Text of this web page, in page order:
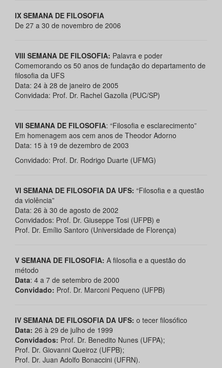
IX SEMANA DE FILOSOFIA
De 27 a 30 de novembro de 2006
VIII SEMANA DE FILOSOFIA: Palavra e poder
Comemorando os 50 anos de fundação do departamento de
filosofia da UFS
Data: 24 à 28 de janeiro de 2005
Convidada: Prof. Dr. Rachel Gazolla (PUC/SP)
VII SEMANA DE FILOSOFIA: “Filosofia e esclarecimento”
Em homenagem aos cem anos de Theodor Adorno
Data: 15 à 19 de dezembro de 2003
Convidado: Prof. Dr. Rodrigo Duarte (UFMG)
VI SEMANA DE FILOSOFIA DA UFS: “Filosofia e a questão
da violência”
Data: 26 à 30 de agosto de 2002
Convidados: Prof. Dr. Giuseppe Tosi (UFPB) e
Prof. Dr. Emílio Santoro (Universidade de Florença)
V SEMANA DE FILOSOFIA: A filosofia e a questão do
método
Data: 4 a 7 de setembro de 2000
Convidado: Prof. Dr. Marconi Pequeno (UFPB)
IV SEMANA DE FILOSOFIA DA UFS: o tecer filosófico
Data: 26 à 29 de julho de 1999
Convidados: Prof. Dr. Benedito Nunes (UFPA);
Prof. Dr. Giovanni Queiroz (UFPB);
Prof. Dr. Juan Adolfo Bonaccini (UFRN).